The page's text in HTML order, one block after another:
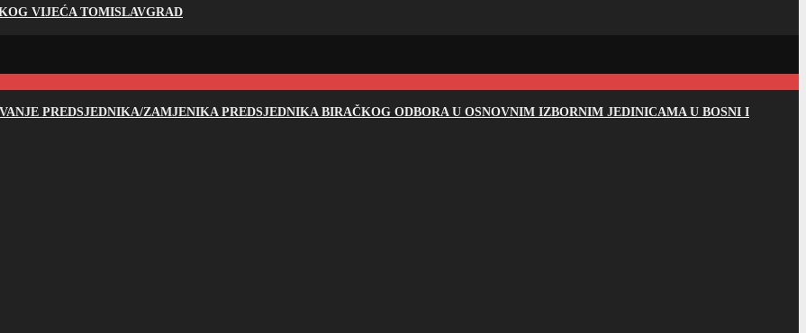
VIJEĆA TOMISLAVGRAD
PREDSJEDNIKA/ZAMJENIKA PREDSJEDNIKA BIRAČKOG ODBORA U OSNOVNIM IZBORNIM JEDINICAMA U BOSNI I